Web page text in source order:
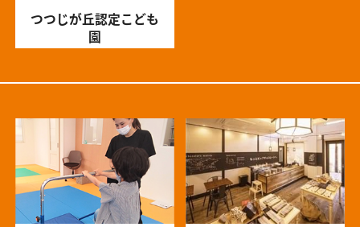
つつじが丘認定こども
園